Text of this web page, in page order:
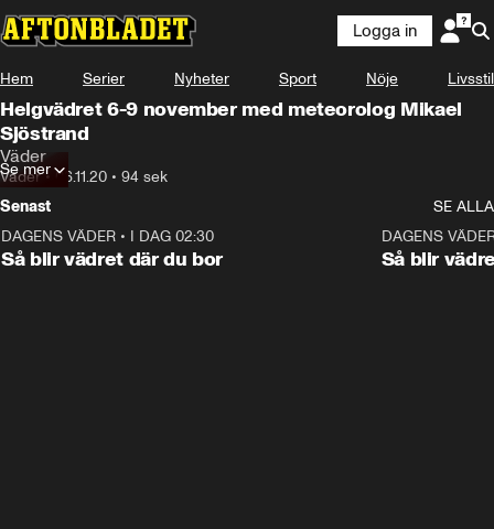
Logga in
Hem Serier Nyheter Sport Nöje Livsstil
Helgvädret 6-9 november med meteorolog Mikael
Sjöstrand
Väder
Väder• 06.11.20 • 94 sek
Se mer
Senast
SE ALLA
DAGENS VÄDER • I DAG 02:30
Så blir vädret där du bor
DAGENS
Så blir